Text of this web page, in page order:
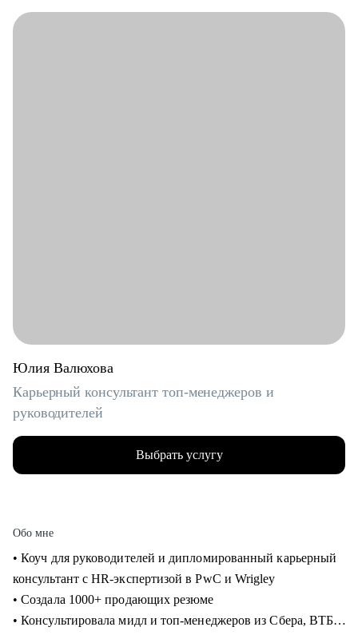
Юлия Валюхова
Карьерный консультант топ-менеджеров и
руководителей
Выбрать услугу
Обо мне
• Коуч для руководителей и дипломированный карьерный
консультант с HR-экспертизой в PwC и Wrigley
• Создала 1000+ продающих резюме
• Консультировала мидл и топ-менеджеров из Сбера, ВТБ,